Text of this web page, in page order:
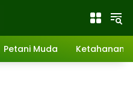
Petani Muda Ketahanan